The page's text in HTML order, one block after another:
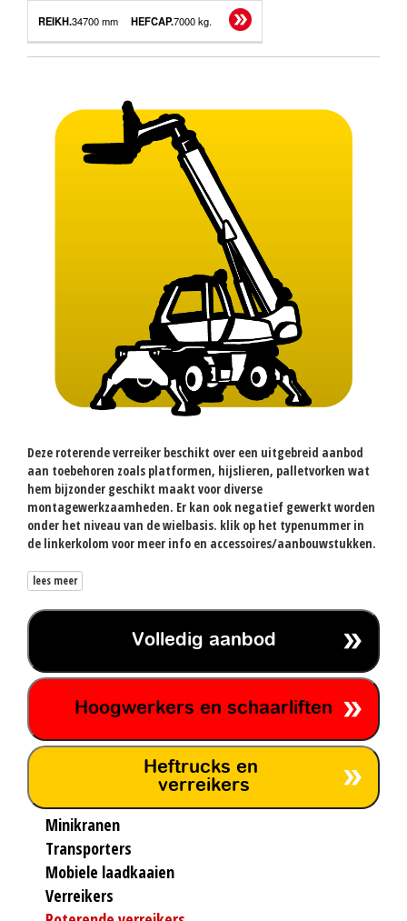
34700 mm 7000 kg.
Deze roterende verreiker beschikt over een uitgebreid aanbod
aan toebehoren zoals platformen, hijslieren, palletvorken wat
hem bijzonder geschikt maakt voor diverse
montagewerkzaamheden. Er kan ook negatief gewerkt worden
onder het niveau van de wielbasis. klik op het typenummer in
de linkerkolom voor meer info en accessoires/aanbouwstukken.
lees meer
Volledig aanbod
Hoogwerkers en schaarliften
Heftrucks en
verreikers
Minikranen
Transporters
Mobiele laadkaaien
Verreikers